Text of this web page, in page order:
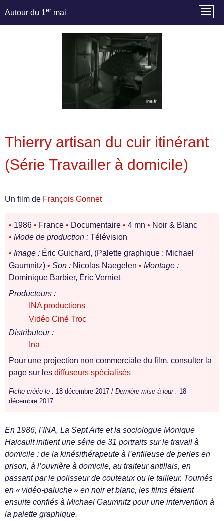
Autour du 1er mai
Thierry artisan du cuir itinérant
(Série Travailler à domicile)
Un film de François Gonnet
• 1986 • France • Documentaire • 4 mn • Noir & Blanc
• Mode de production : Télévision
• Image : Éric Guichard, (Palette graphique : Michael
Gaumnitz) • Son : Nicolas Naegelen • Montage :
Dominique Barbier, Éric Verniet
Producteurs :
INA productions
Vidéo Ciné Troc
Distributeur :
Ina
Pour une projection non commerciale du film, consulter la
page sur les diffuseurs spécialisés
Fiche créée le : 18 décembre 2017 / Dernière mise à jour : 18
décembre 2017
En 1986, l’INA, La Sept Arte et la sociologue Monique
Haicault initient une série de 31 portraits sur le travail à
domicile : de la kinésithérapeute à l’enfileuse de perles en
prison, à l’ouvrière à domicile, au traiteur antillais, en
passant par le polisseur de couteaux ou le tailleur. Tournés
en « vidéo-paluche » en noir et blanc, les films étaient
ensuite confiés à Michael Gaumnitz pour une intervention à
la palette graphique.